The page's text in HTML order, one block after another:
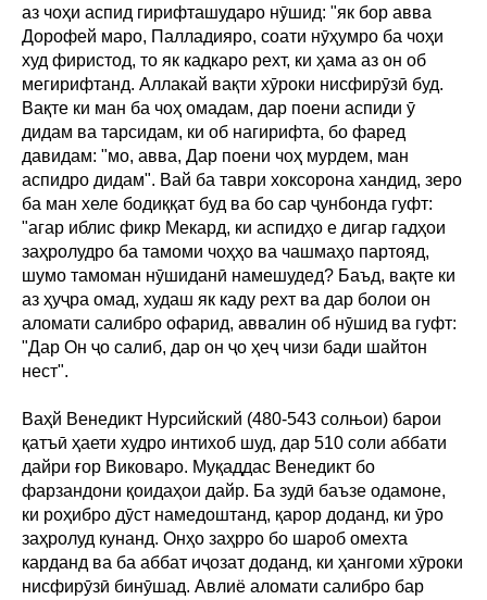
аз чоҳи аспид гирифташударо нӯшид: "як бор авва
Дорофей маро, Палладияро, соати нӯҳумро ба чоҳи
худ фиристод, то як кадкаро рехт, ки ҳама аз он об
мегирифтанд. Аллакай вақти хӯроки нисфирӯзӣ буд.
Вақте ки ман ба чоҳ омадам, дар поени аспиди ӯ
дидам ва тарсидам, ки об нагирифта, бо фаред
давидам: "мо, авва, Дар поени чоҳ мурдем, ман
аспидро дидам". Вай ба таври хоксорона хандид, зеро
ба ман хеле бодиққат буд ва бо сар ҷунбонда гуфт:
"агар иблис фикр Мекард, ки аспидҳо е дигар гадҳои
заҳролудро ба тамоми чоҳҳо ва чашмаҳо партояд,
шумо тамоман нӯшиданӣ намешудед? Баъд, вақте ки
аз ҳуҷра омад, худаш як каду рехт ва дар болои он
аломати салибро офарид, аввалин об нӯшид ва гуфт:
"Дар Он ҷо салиб, дар он ҷо ҳеҷ чизи бади шайтон
нест".
Ваҳй Венедикт Нурсийский (480-543 солњои) барои
қатъӣ ҳаети худро интихоб шуд, дар 510 соли аббати
дайри ғор Виковаро. Муқаддас Венедикт бо
фарзандони қоидаҳои дайр. Ба зудӣ баъзе одамоне,
ки роҳибро дӯст намедоштанд, қарор доданд, ки ӯро
заҳролуд кунанд. Онҳо заҳрро бо шароб омехта
карданд ва ба аббат иҷозат доданд, ки ҳангоми хӯроки
нисфирӯзӣ бинӯшад. Авлиё аломати салибро бар